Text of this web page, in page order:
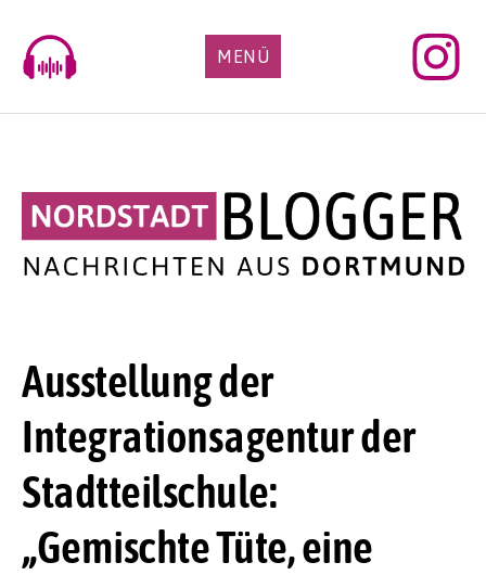
content
MENÜ
Ausstellung der
Integrationsagentur der
Stadtteilschule:
„Gemischte Tüte, eine